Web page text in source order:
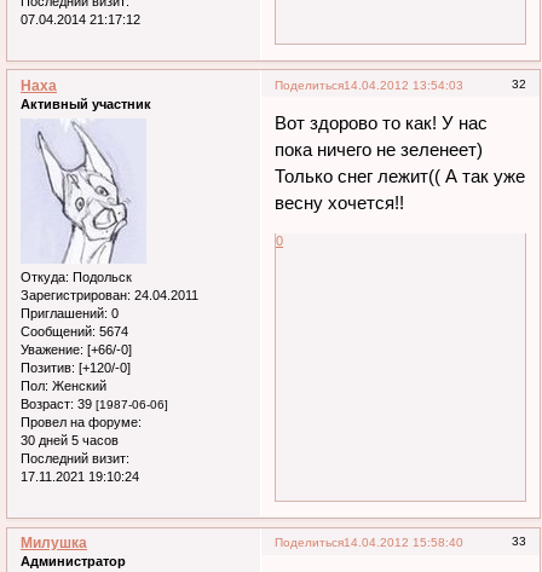
07.04.2014 21:17:12
Поделиться 32
14.04.2012 13:54:03
Наха
Активный участник
Откуда: Подольск
Зарегистрирован: 24.04.2011
Приглашений: 0
Сообщений: 5674
Уважение: [+66/-0]
Позитив: [+120/-0]
Пол: Женский
Возраст: 39 [1987-06-06]
Провел на форуме:
30 дней 5 часов
Последний визит:
17.11.2021 19:10:24
Вот здорово то как! У нас
пока ничего не зеленеет)
Только снег лежит(( А так уже
весну хочется!!
0
Поделиться 33
14.04.2012 15:58:40
Милушка
Администратор